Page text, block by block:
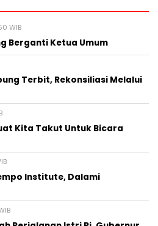
WIB
Berganti Ketua Umum
Terbit, Rekonsiliasi Melalui
Kita Takut Untuk Bicara
Institute, Dalami